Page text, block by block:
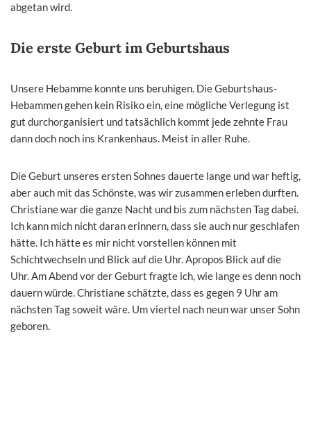
abgetan wird.
Die erste Geburt im Geburtshaus
Unsere Hebamme konnte uns beruhigen. Die Geburtshaus-
Hebammen gehen kein Risiko ein, eine mögliche Verlegung ist
gut durchorganisiert und tatsächlich kommt jede zehnte Frau
dann doch noch ins Krankenhaus. Meist in aller Ruhe.
Die Geburt unseres ersten Sohnes dauerte lange und war heftig,
aber auch mit das Schönste, was wir zusammen erleben durften.
Christiane war die ganze Nacht und bis zum nächsten Tag dabei.
Ich kann mich nicht daran erinnern, dass sie auch nur geschlafen
hätte. Ich hätte es mir nicht vorstellen können mit
Schichtwechseln und Blick auf die Uhr. Apropos Blick auf die
Uhr. Am Abend vor der Geburt fragte ich, wie lange es denn noch
dauern würde. Christiane schätzte, dass es gegen 9 Uhr am
nächsten Tag soweit wäre. Um viertel nach neun war unser Sohn
geboren.